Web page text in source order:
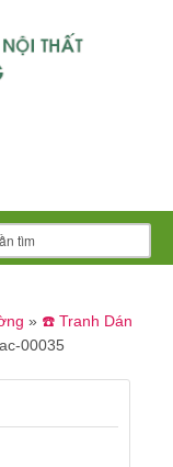
» ☎️ Tranh Dán
00035